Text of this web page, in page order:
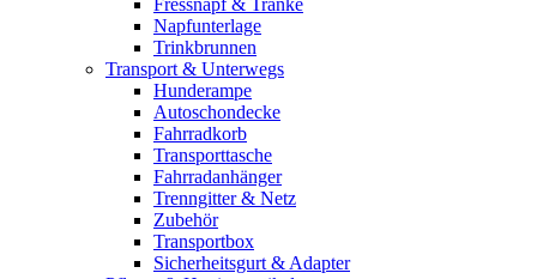
Fressnapf & Tränke
Napfunterlage
Trinkbrunnen
Transport & Unterwegs
Hunderampe
Autoschondecke
Fahrradkorb
Transporttasche
Fahrradanhänger
Trenngitter & Netz
Zubehör
Transportbox
Sicherheitsgurt & Adapter